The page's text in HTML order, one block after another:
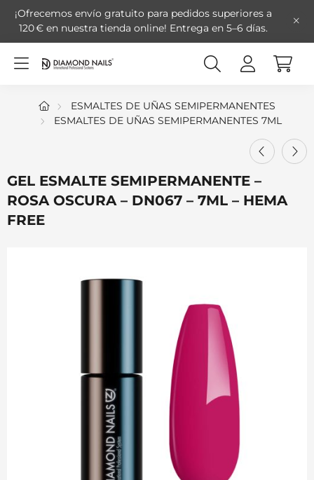
¡Ofrecemos envío gratuito para pedidos superiores a
120 € en nuestra tienda online! Entrega en 5–6 días.
ESMALTES DE UÑAS SEMIPERMANENTES
ESMALTES DE UÑAS SEMIPERMANENTES 7ML
GEL ESMALTE SEMIPERMANENTE –
ROSA OSCURA – DN067 – 7ML – HEMA
FREE